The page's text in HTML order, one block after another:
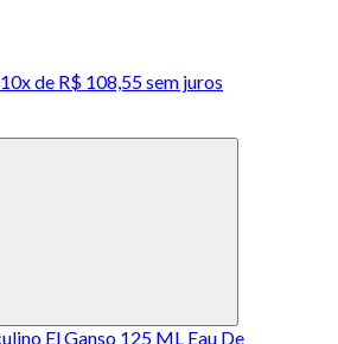
10x de R$ 108,55 sem juros